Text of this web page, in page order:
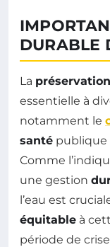
DURABLE
La
essentielle à
notamment le
santé publique
Comme
une gestion
l’eau est
équitable à
période de